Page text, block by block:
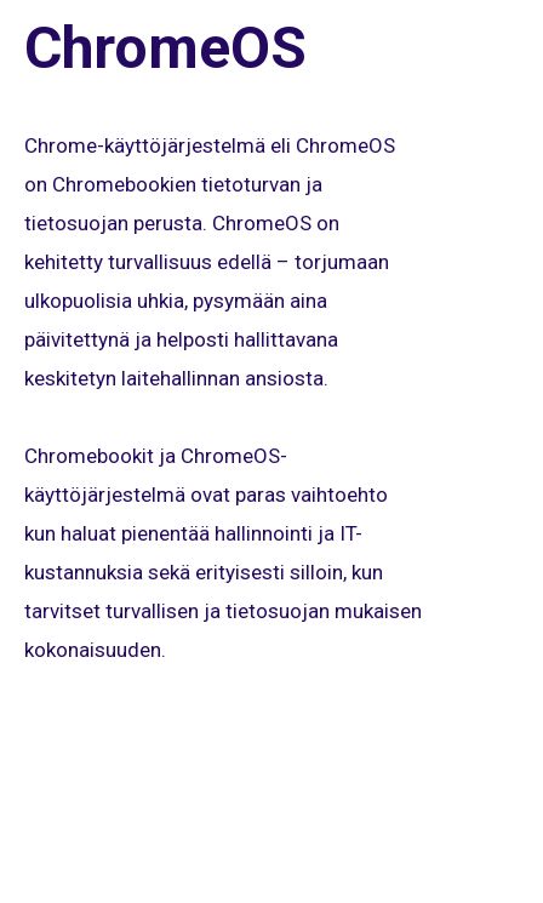
ChromeOS
Chrome-käyttöjärjestelmä eli ChromeOS
on Chromebookien tietoturvan ja
tietosuojan perusta. ChromeOS on
kehitetty turvallisuus edellä – torjumaan
ulkopuolisia uhkia, pysymään aina
päivitettynä ja helposti hallittavana
keskitetyn laitehallinnan ansiosta.
Chromebookit ja ChromeOS-
käyttöjärjestelmä ovat paras vaihtoehto
kun haluat pienentää hallinnointi ja IT-
kustannuksia sekä erityisesti silloin, kun
tarvitset turvallisen ja tietosuojan mukaisen
kokonaisuuden.